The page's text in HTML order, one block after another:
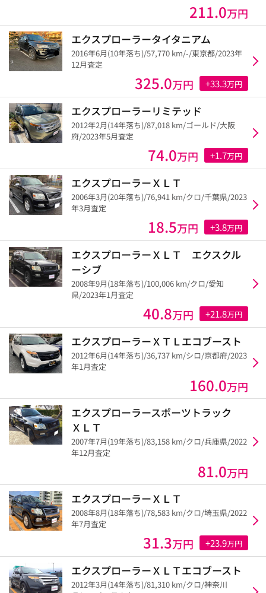
211.0万円
エクスプローラータイタニアム
2016年6月(10年落ち)/57,770 km/-/東京都/2023年
12月査定
325.0万円 +33.3万円
エクスプローラーリミテッド
2012年2月(14年落ち)/87,018 km/ゴールド/大阪
府/2023年5月査定
74.0万円 +1.7万円
エクスプローラーＸＬＴ
2006年3月(20年落ち)/76,941 km/クロ/千葉県/2023
年3月査定
18.5万円 +3.8万円
エクスプローラーＸＬＴ エクスクル
ーシブ
2008年9月(18年落ち)/100,006 km/クロ/愛知
県/2023年1月査定
40.8万円 +21.8万円
エクスプローラーＸＴＬエコブースト
2012年6月(14年落ち)/36,737 km/シロ/京都府/2023
年1月査定
160.0万円
エクスプローラースポーツトラック
ＸＬＴ
2007年7月(19年落ち)/83,158 km/クロ/兵庫県/2022
年12月査定
81.0万円
エクスプローラーＸＬＴ
2008年8月(18年落ち)/78,583 km/クロ/埼玉県/2022
年7月査定
31.3万円 +23.9万円
エクスプローラーＸＬＴエコブースト
2012年3月(14年落ち)/81,310 km/クロ/神奈川